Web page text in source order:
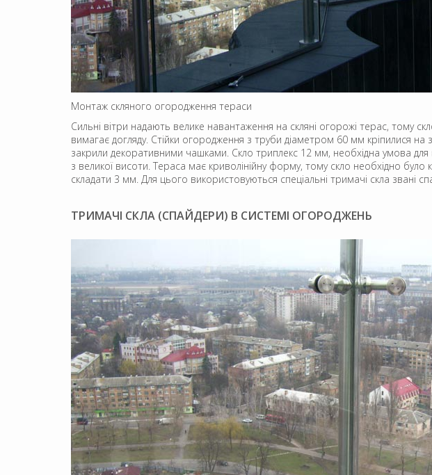
Монтаж скляного огородження тераси
Сильні вітри надають велике навантаження на скляні огорожі терас, тому
вимагає догляду. Стійки огородження з труби діаметром 60 мм кріпилися на
закрили декоративними чашками. Скло триплекс 12 мм, необхідна умова
з великої висоти. Тераса має криволінійну форму, тому скло необхідно було
складати 3 мм. Для цього використовуються спеціальні тримачі скла звані
ТРИМАЧІ СКЛА (СПАЙДЕРИ) В СИСТЕМІ ОГОРОДЖЕНЬ